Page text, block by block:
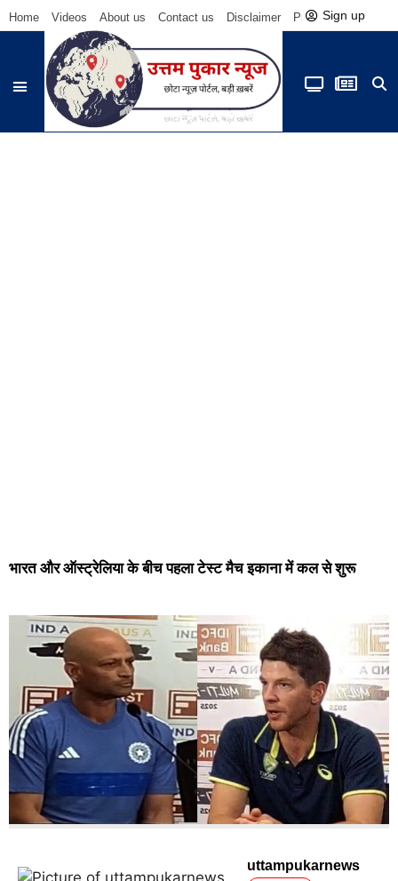
Home Videos About us Contact us Disclaimer Privacy Policy
Sign up
भारत और ऑस्ट्रेलिया के बीच पहला टेस्ट मैच इकाना में कल से शुरू
uttampukarnews